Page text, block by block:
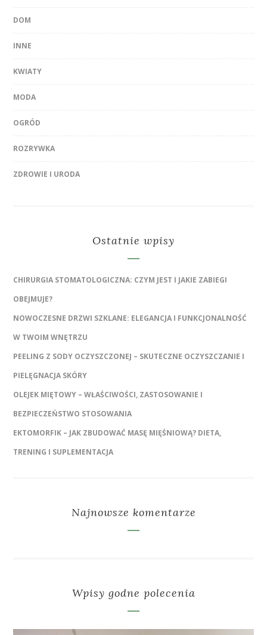
DOM
INNE
KWIATY
MODA
OGRÓD
ROZRYWKA
ZDROWIE I URODA
Ostatnie wpisy
CHIRURGIA STOMATOLOGICZNA: CZYM JEST I JAKIE ZABIEGI
OBEJMUJE?
NOWOCZESNE DRZWI SZKLANE: ELEGANCJA I FUNKCJONALNOŚĆ
W TWOIM WNĘTRZU
PEELING Z SODY OCZYSZCZONEJ – SKUTECZNE OCZYSZCZANIE I
PIELĘGNACJA SKÓRY
OLEJEK MIĘTOWY – WŁAŚCIWOŚCI, ZASTOSOWANIE I
BEZPIECZEŃSTWO STOSOWANIA
EKTOMORFIK – JAK ZBUDOWAĆ MASĘ MIĘŚNIOWĄ? DIETA,
TRENING I SUPLEMENTACJA
Najnowsze komentarze
Wpisy godne polecenia